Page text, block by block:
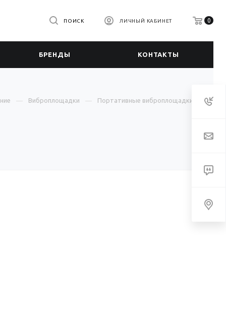
0
ЛИЧНЫЙ КАБИНЕТ
ПОИСК
БРЕНДЫ КОНТАКТЫ
Виброплощадки Портативные виброплощадки